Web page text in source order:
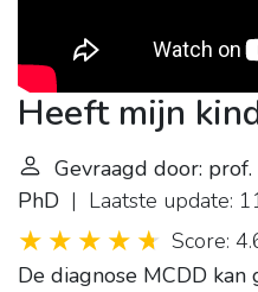
Heeft mijn
Gevraagd door:
PhD | Laatste update:
Score:
De diagnose MCDD